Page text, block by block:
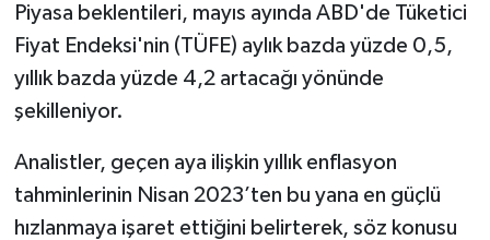
Piyasa beklentileri, mayıs ayında ABD'de Tüketici
Fiyat Endeksi'nin (TÜFE) aylık bazda yüzde 0,5,
yıllık bazda yüzde 4,2 artacağı yönünde
şekilleniyor.
Analistler, geçen aya ilişkin yıllık enflasyon
tahminlerinin Nisan 2023’ten bu yana en güçlü
hızlanmaya işaret ettiğini belirterek, söz konusu